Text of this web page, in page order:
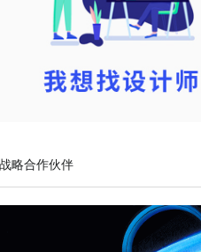
略合作伙伴